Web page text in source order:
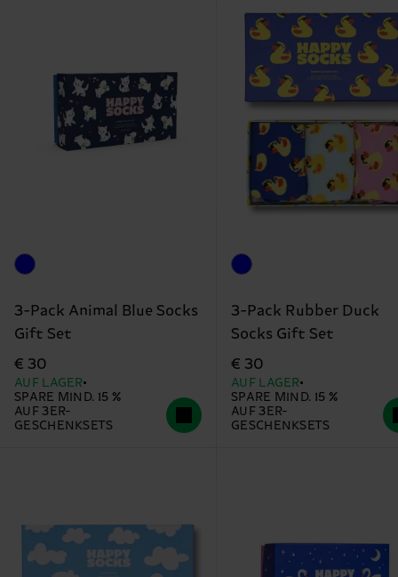
3-Pack Animal Blue Socks
Gift Set
€ 30
AUF LAGER
SPARE MIND. 15 %
AUF 3ER-
GESCHENKSETS
3-Pack Rubber Duck
Socks Gift Set
€ 30
AUF LAGER
SPARE MIND. 15 %
AUF 3ER-
GESCHENKSETS